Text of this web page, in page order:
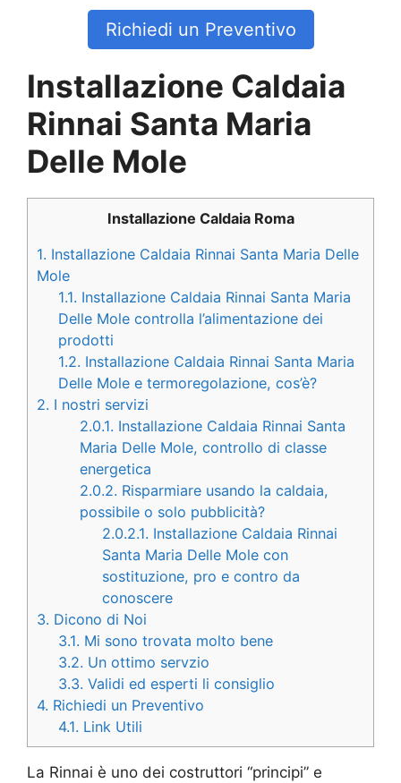
Richiedi un Preventivo
Installazione Caldaia
Rinnai Santa Maria
Delle Mole
Installazione Caldaia Roma
1. Installazione Caldaia Rinnai Santa Maria Delle
Mole
1.1. Installazione Caldaia Rinnai Santa Maria
Delle Mole controlla l’alimentazione dei
prodotti
1.2. Installazione Caldaia Rinnai Santa Maria
Delle Mole e termoregolazione, cos’è?
2. I nostri servizi
2.0.1. Installazione Caldaia Rinnai Santa
Maria Delle Mole, controllo di classe
energetica
2.0.2. Risparmiare usando la caldaia,
possibile o solo pubblicità?
2.0.2.1. Installazione Caldaia Rinnai
Santa Maria Delle Mole con
sostituzione, pro e contro da
conoscere
3. Dicono di Noi
3.1. Mi sono trovata molto bene
3.2. Un ottimo servzio
3.3. Validi ed esperti li consiglio
4. Richiedi un Preventivo
4.1. Link Utili
La Rinnai è uno dei costruttori “principi” e